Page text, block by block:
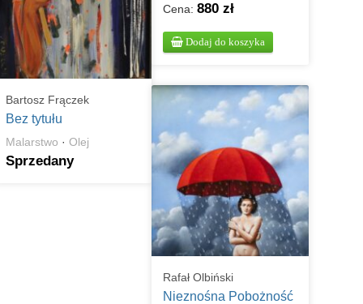
Bartosz Frączek
Bez tytułu
Malarstwo · Olej
Sprzedany
Cena: 880 zł
Dodaj do koszyka
Rafał Olbiński
Nieznośna Pobożność